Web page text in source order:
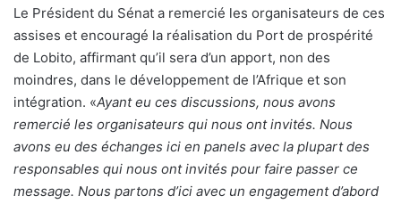
Le Président du Sénat a remercié les organisateurs de ces
assises et encouragé la réalisation du Port de prospérité
de Lobito, affirmant qu’il sera d’un apport, non des
moindres, dans le développement de l’Afrique et son
intégration. «Ayant eu ces discussions, nous avons
remercié les organisateurs qui nous ont invités. Nous
avons eu des échanges ici en panels avec la plupart des
responsables qui nous ont invités pour faire passer ce
message. Nous partons d’ici avec un engagement d’abord